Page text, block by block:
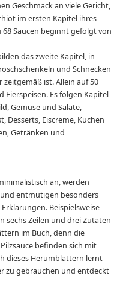
Geschmack an viele Gericht,
im ersten Kapitel ihres
Saucen beginnt gefolgt von
das zweite Kapitel, in
und Schnecken
ist. Allein auf 50
Eierspeisen. Es folgen Kapitel
Gemüse und Salate,
Desserts, Eiscreme, Kuchen
Getränken und
an, werden
entmutigen besonders
Beispielsweise
sechs Zeilen und drei Zutaten
im Buch, denn die
befinden sich mit
dieses Herumblättern lernt
zu gebrauchen und entdeckt